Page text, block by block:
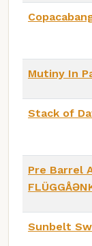
Mutiny In
Stack of
Pre Barrel
Sunbelt